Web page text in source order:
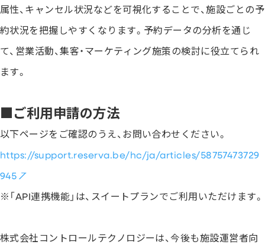
属性、キャンセル状況などを可視化することで、施設ごとの予
約状況を把握しやすくなります。予約データの分析を通じ
て、営業活動、集客・マーケティング施策の検討に役立てられ
ます。
■ご利用申請の方法
以下ページをご確認のうえ、お問い合わせください。
https://support.reserva.be/hc/ja/articles/58757473729
945
※「API連携機能」は、スイートプランでご利用いただけます。
株式会社コントロールテクノロジーは、今後も施設運営者向